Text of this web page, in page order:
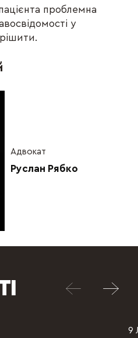
проблемна
у
Адвокат
Руслан Рябко
9